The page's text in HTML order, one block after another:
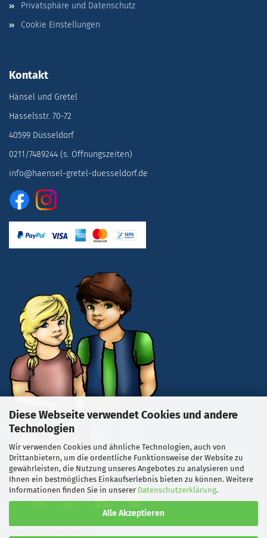
Diese Webseite verwendet Cookies und andere
Technologien
Wir verwenden Cookies und ähnliche Technologien, auch von
Drittanbietern, um die ordentliche Funktionsweise der Website zu
gewährleisten, die Nutzung unseres Angebotes zu analysieren und
Ihnen ein bestmögliches Einkaufserlebnis bieten zu können. Weitere
Informationen finden Sie in unserer Datenschutzerklärung.
Alle Akzeptieren
Privatsphäre und Datenschutz
Cookie Einstellungen
Kontakt
Hänsel und Gretel
Hasselsstr. 70-72
40599 Düsseldorf
0211/7489244 (s. Öffnungszeiten)
info@haensel-gretel-duesseldorf.de